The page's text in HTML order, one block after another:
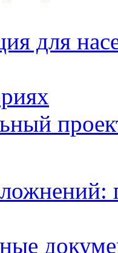
для